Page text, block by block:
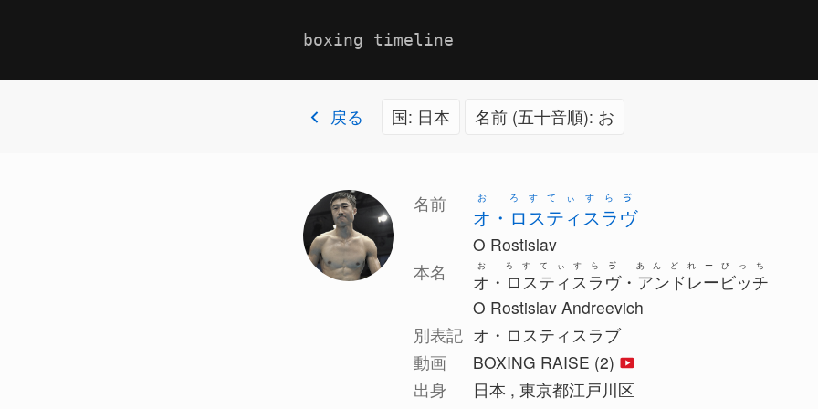
boxing timeline
戻る 国: 日本 名前 (五十音順): お
名前
オ・ロスティスラヴ
お ろすてぃすらゔ
O Rostislav
本名
オ・ロスティスラヴ・アンドレービッチ
お ろすてぃすらゔ あんどれーびっち
O Rostislav Andreevich
別表記 オ・ロスティスラブ
動画
BOXING RAISE (2)
出身
日本 , 東京都江戸川区